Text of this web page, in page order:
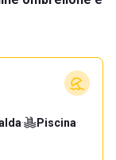
· Piscina·